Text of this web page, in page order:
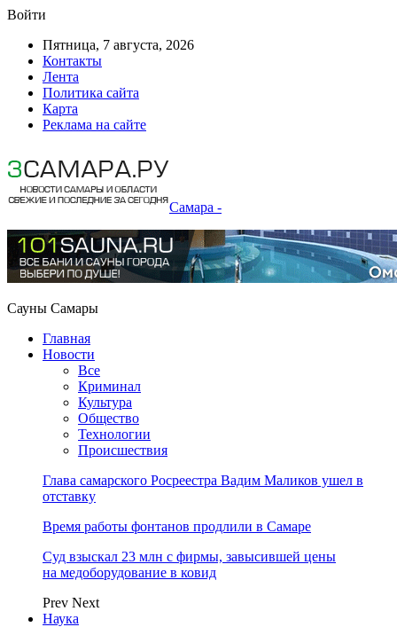
Войти
Пятница, 7 августа, 2026
Контакты
Лента
Политика сайта
Карта
Реклама на сайте
Самара -
Сауны Самары
Главная
Новости
Все
Криминал
Культура
Общество
Технологии
Происшествия
Глава самарского Росреестра Вадим Маликов ушел в
отставку
Время работы фонтанов продлили в Самаре
Суд взыскал 23 млн с фирмы, завысившей цены
на медоборудование в ковид
Prev Next
Наука